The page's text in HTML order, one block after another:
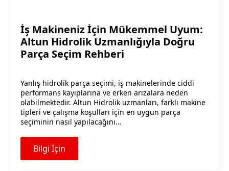
İş Makineniz İçin Mükemmel Uyum:
Altun Hidrolik Uzmanlığıyla Doğru
Parça Seçim Rehberi
Yanlış hidrolik parça seçimi, iş makinelerinde ciddi
performans kayıplarına ve erken arızalara neden
olabilmektedir. Altun Hidrolik uzmanları, farklı makine
tipleri ve çalışma koşulları için en uygun parça
seçiminin nasıl yapılacağını…
Bilgi İçin